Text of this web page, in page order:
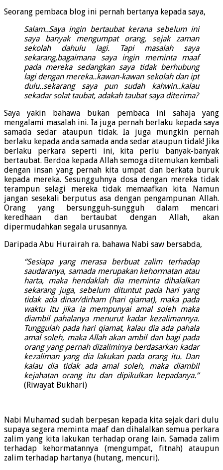
Seorang pembaca blog ini pernah bertanya kepada saya,
Salam..Saya ingin bertaubat kerana sebelum ini
saya banyak mengumpat orang, sejak zaman
sekolah dahulu lagi. Tapi masalah saya
sekarang,bagaimana saya ingin meminta maaf
pada mereka sedangkan saya tidak berhubung
lagi dengan mereka..kawan-kawan sekolah dan ipt
dulu..sekarang saya pun sudah kahwin..kalau
sekadar solat taubat, adakah taubat saya diterima?
Saya yakin bahawa bukan pembaca ini sahaja yang
mengalami masalah ini. Ia juga pernah berlaku kepada saya
samada sedar ataupun tidak. Ia juga mungkin pernah
berlaku kepada anda samada anda sedar ataupun tidak! Jika
berlaku perkara seperti ini, kita perlu banyak-banyak
bertaubat. Berdoa kepada Allah semoga ditemukan kembali
dengan insan yang pernah kita umpat dan berkata buruk
kepada mereka. Sesungguhnya dosa dengan mereka tidak
terampun selagi mereka tidak memaafkan kita. Namun
jangan sesekali berputus asa dengan pengampunan Allah.
Orang yang bersungguh-sungguh dalam mencari
keredhaan dan bertaubat dengan Allah, akan
dipermudahkan segala urusannya.
Daripada Abu Hurairah ra. bahawa Nabi saw bersabda,
“Sesiapa yang merasa berbuat zalim terhadap
saudaranya, samada merupakan kehormatan atau
harta, maka hendaklah dia meminta dihalalkan
sekarang juga, sebelum dituntut pada hari yang
tidak ada dinar/dirham (hari qiamat), maka pada
waktu itu jika ia mempunyai amal soleh maka
diambil pahalanya menurut kadar kezalimannya.
Tunggulah pada hari qiamat, kalau dia ada pahala
amal soleh, maka Allah akan ambil dan bagi pada
orang yang pernah dizaliminya berdasarkan kadar
kezaliman yang dia lakukan pada orang itu. Dan
kalau dia tidak ada amal soleh, maka diambil
kejahatan orang itu dan dipikulkan kepadanya.”
(Riwayat Bukhari)
Nabi Muhamad sudah berpesan kepada kita sejak dari dulu
supaya segera meminta maaf dan dihalalkan semua perkara
zalim yang kita lakukan terhadap orang lain. Samada zalim
terhadap kehormatannya (mengumpat, fitnah) ataupun
zalim terhadap hartanya (hutang, mencuri).